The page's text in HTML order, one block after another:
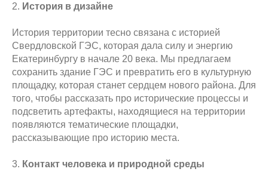
2. История в дизайне
История территории тесно связана с историей
Свердловской ГЭС, которая дала силу и энергию
Екатеринбургу в начале 20 века. Мы предлагаем
сохранить здание ГЭС и превратить его в культурную
площадку, которая станет сердцем нового района. Для
того, чтобы рассказать про исторические процессы и
подсветить артефакты, находящиеся на территории
появляются тематические площадки,
рассказывающие про историю места.
3. Контакт человека и природной среды